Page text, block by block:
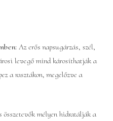
Az erős napsugárzás, szél,
levegő mind károsíthatják a
a rasztákon, megelőzve a
összetevők mélyen hidratálják a